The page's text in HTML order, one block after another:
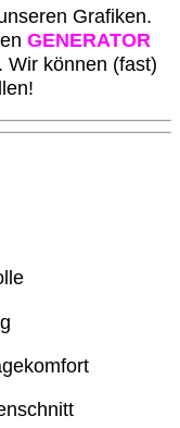
Grafiken.
GENERATOR
Wir können (fast)